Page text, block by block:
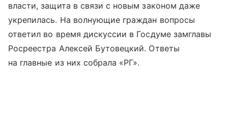
власти, защита в связи с новым законом даже
укрепилась. На волнующие граждан вопросы
ответил во время дискуссии в Госдуме замглавы
Росреестра Алексей Бутовецкий. Ответы
на главные из них собрала «РГ».